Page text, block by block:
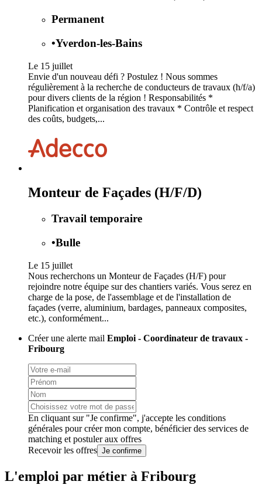
Permanent
•Yverdon-les-Bains
Le 15 juillet
Envie d'un nouveau défi ? Postulez ! Nous sommes
régulièrement à la recherche de conducteurs de travaux (h/f/a)
pour divers clients de la région ! Responsabilités *
Planification et organisation des travaux * Contrôle et respect
des coûts, budgets,...
Monteur de Façades (H/F/D)
Travail temporaire
•Bulle
Le 15 juillet
Nous recherchons un Monteur de Façades (H/F) pour
rejoindre notre équipe sur des chantiers variés. Vous serez en
charge de la pose, de l'assemblage et de l'installation de
façades (verre, aluminium, bardages, panneaux composites,
etc.), conformément...
Créer une alerte mail Emploi - Coordinateur de travaux -
Fribourg
En cliquant sur "Je confirme", j'accepte les conditions
générales pour créer mon compte, bénéficier des services de
matching et postuler aux offres
Recevoir les offres Je confirme
L'emploi par métier à Fribourg